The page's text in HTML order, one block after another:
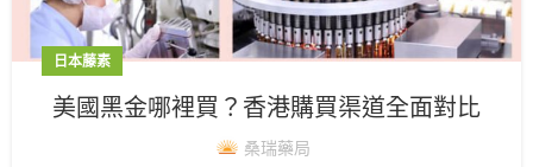
日本藤素
美國黑金哪裡買？香港購買渠道全面對比
桑瑞藥局